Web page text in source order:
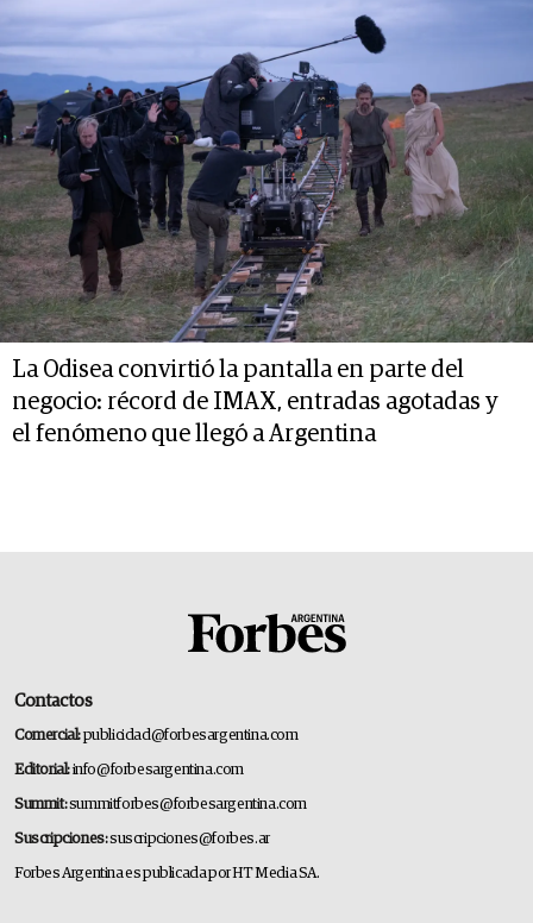
La Odisea convirtió la pantalla en parte del
negocio: récord de IMAX, entradas agotadas y
el fenómeno que llegó a Argentina
Contactos
Comercial:publicidad@forbesargentina.com
Editorial:info@forbesargentina.com
Summit:summitforbes@forbesargentina.com
Suscripciones:suscripciones@forbes.ar
Forbes Argentina es publicada por HT Media SA.